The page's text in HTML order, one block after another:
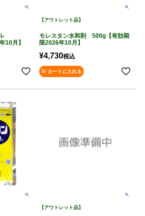
10月】
【アウトレット品】
モレスタン水和剤 500g【有効期
限2026年10月】
¥4,730税込
カートに入れる
【アウトレット品】